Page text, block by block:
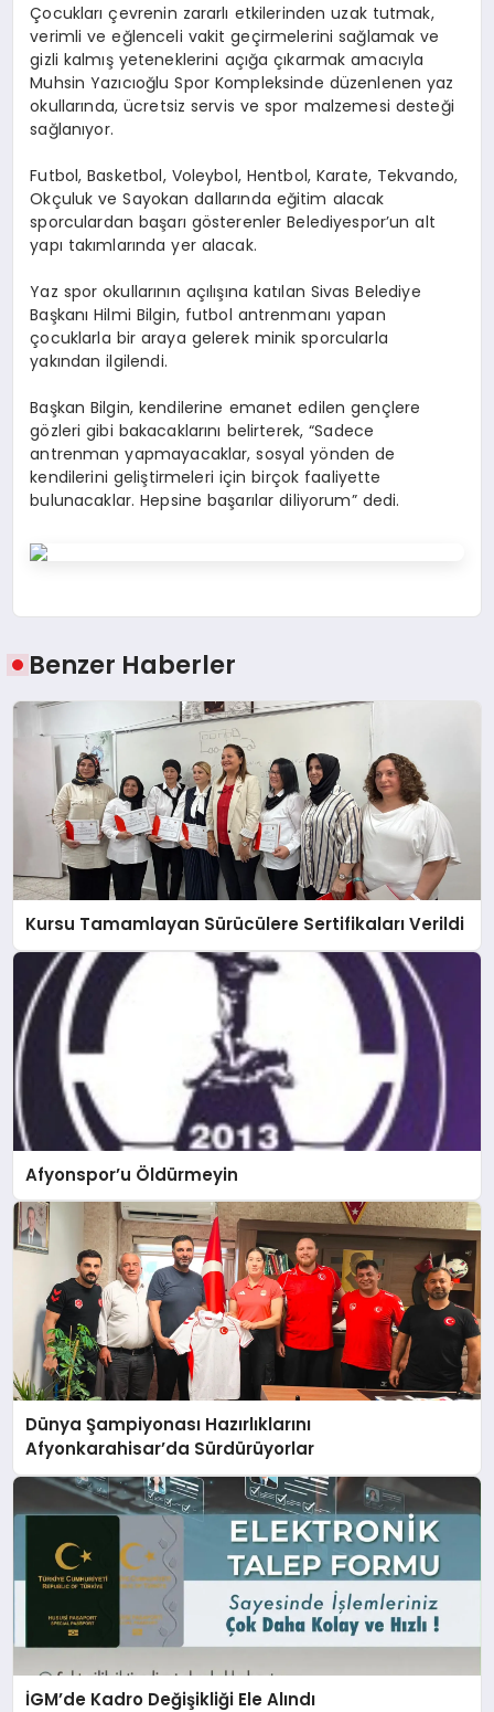
SAĞLIK
SPOR
TEKNOLOJI
Çocukları çevrenin zararlı etkilerinden uzak tutmak,
verimli ve eğlenceli vakit geçirmelerini sağlamak ve
gizli kalmış yeteneklerini açığa çıkarmak amacıyla
Muhsin Yazıcıoğlu Spor Kompleksinde düzenlenen yaz
okullarında, ücretsiz servis ve spor malzemesi desteği
sağlanıyor.
Futbol, Basketbol, Voleybol, Hentbol, Karate, Tekvando,
Okçuluk ve Sayokan dallarında eğitim alacak
sporculardan başarı gösterenler Belediyespor’un alt
yapı takımlarında yer alacak.
Yaz spor okullarının açılışına katılan Sivas Belediye
Başkanı Hilmi Bilgin, futbol antrenmanı yapan
çocuklarla bir araya gelerek minik sporcularla
yakından ilgilendi.
Başkan Bilgin, kendilerine emanet edilen gençlere
gözleri gibi bakacaklarını belirterek, “Sadece
antrenman yapmayacaklar, sosyal yönden de
kendilerini geliştirmeleri için birçok faaliyette
bulunacaklar. Hepsine başarılar diliyorum” dedi.
Benzer Haberler
Kursu Tamamlayan Sürücülere Sertifikaları Verildi
Afyonspor’u Öldürmeyin
Dünya Şampiyonası Hazırlıklarını
Afyonkarahisar’da Sürdürüyorlar
İGM’de Kadro Değişikliği Ele Alındı